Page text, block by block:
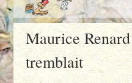
Maurice
tremblait